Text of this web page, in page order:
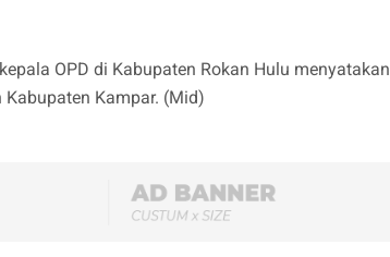
OPD di Kabupaten Rokan Hulu menyatakan
Kampar. (Mid)